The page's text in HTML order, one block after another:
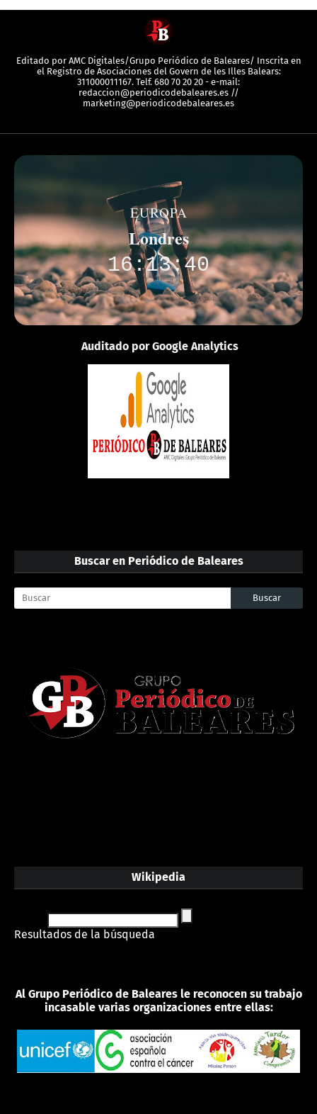
Editado por AMC Digitales/Grupo Periódico de Baleares/ Inscrita en
el Registro de Asociaciones del Govern de les Illes Balears:
311000011167. Telf. 680 70 20 20 - e-mail:
redaccion@periodicodebaleares.es //
marketing@periodicodebaleares.es
EUROPA
Londres
16:13:40
Auditado por Google Analytics
Buscar en Periódico de Baleares
Wikipedia
Resultados de la búsqueda
Al Grupo Periódico de Baleares le reconocen su trabajo
incasable varias organizaciones entre ellas: